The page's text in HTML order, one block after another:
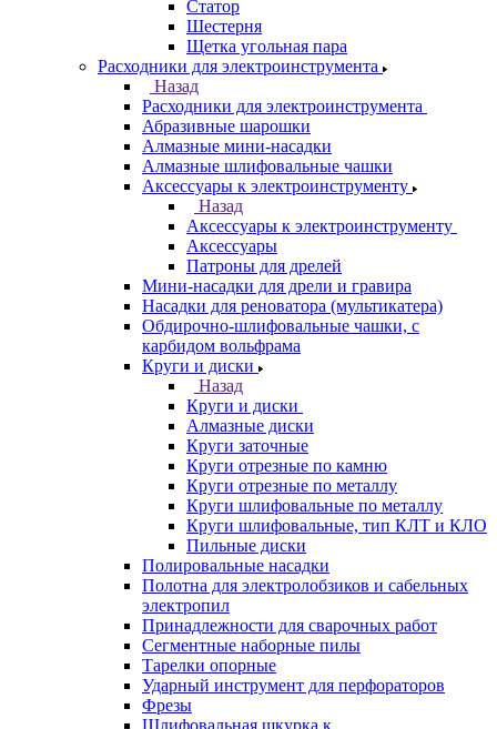
Статор
Шестерня
Щетка угольная пара
Расходники для электроинструмента
Назад
Расходники для электроинструмента
Абразивные шарошки
Алмазные мини-насадки
Алмазные шлифовальные чашки
Аксессуары к электроинструменту
Назад
Аксессуары к электроинструменту
Аксессуары
Патроны для дрелей
Мини-насадки для дрели и гравира
Насадки для реноватора (мультикатера)
Обдирочно-шлифовальные чашки, с
карбидом вольфрама
Круги и диски
Назад
Круги и диски
Алмазные диски
Круги заточные
Круги отрезные по камню
Круги отрезные по металлу
Круги шлифовальные по металлу
Круги шлифовальные, тип КЛТ и КЛО
Пильные диски
Полировальные насадки
Полотна для электролобзиков и сабельных
электропил
Принадлежности для сварочных работ
Сегментные наборные пилы
Тарелки опорные
Ударный инструмент для перфораторов
Фрезы
Шлифовальная шкурка к